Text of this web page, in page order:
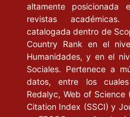
altamente posicionada
revistas
catalogada dentro de
Country Rank en el
Humanidades, y en el
Sociales. Pertenece a
datos, entre los cuales
Redalyc, Web of Science
Citation Index (SSCI) y